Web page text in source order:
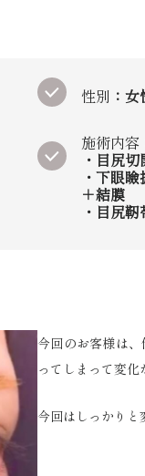
性別 ：
施術内容
・目尻切
・下眼
＋結膜
・目尻
今回のお客様は
ってしまって変
今回はしっかりと